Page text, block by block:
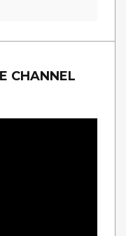
CHANNEL